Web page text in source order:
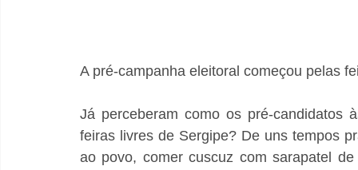
A pré-campanha eleitoral começou pelas
Já perceberam como os pré-candidatos
feiras livres de Sergipe? De uns tempos
ao povo, comer cuscuz com sarapatel